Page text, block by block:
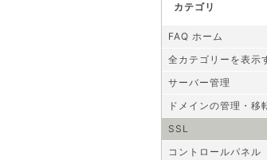
カテゴリ
FAQ ホーム
全カテゴリーを表示
サーバー管理
ドメインの管理・移
SSL
コントロールパネル